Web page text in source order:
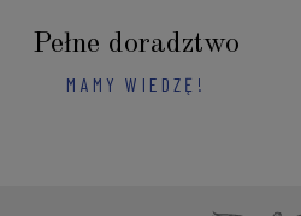
Pełne doradztwo
MAMY WIEDZĘ!